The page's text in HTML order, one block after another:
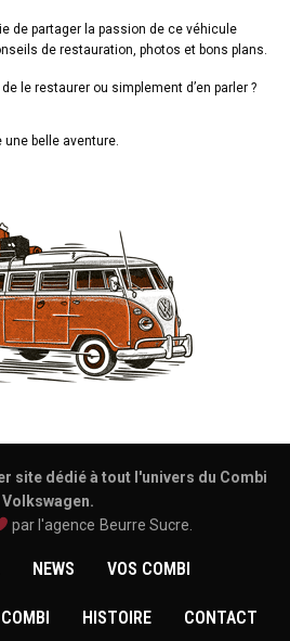
de partager la passion de ce véhicule
de restauration, photos et bons plans.
le restaurer ou simplement d’en parler ?
belle aventure.
site dédié à tout l'univers du Combi
Volkswagen.
par l'agence Beurre Sucre
NEWS VOS COMBI
HISTOIRE CONTACT